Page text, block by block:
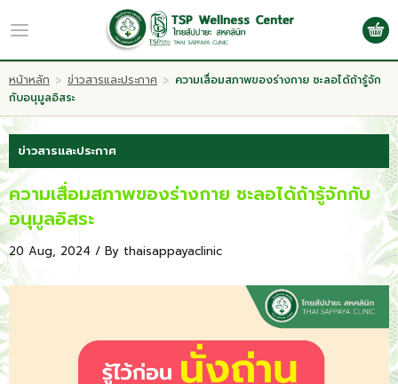
TH
Log in Register
หน้าหลัก
เกี่ยวกับเรา
งานบริการ
โปรโมชั่น
หน้าหลัก > ข่าวสารและประกาศ > ความเสื่อมสภาพของร่างกาย ชะลอได้ถ้ารู้จัก
กับอนุมูลอิสระ
ข่าวสารและประกาศ
ความเสื่อมสภาพของร่างกาย ชะลอได้ถ้ารู้จักกับ
อนุมูลอิสระ
20 Aug, 2024 / By thaisappayaclinic